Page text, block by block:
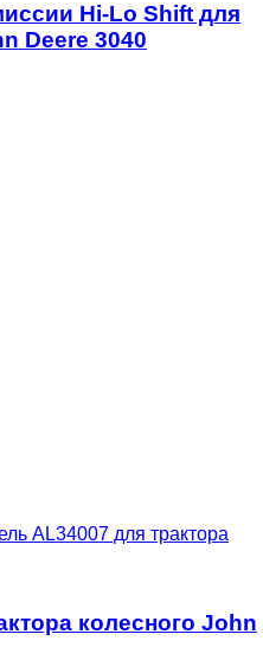
Hi-Lo Shift для
Deere 3040
AL34007 для трактора
колесного John